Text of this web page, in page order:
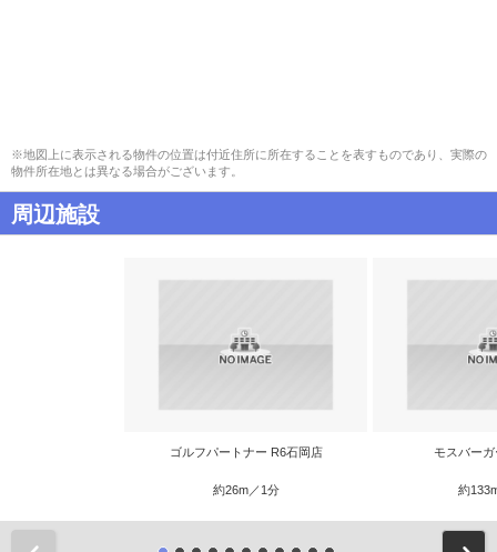
※地図上に表示される物件の位置は付近住所に所在することを表すものであり、実際の
物件所在地とは異なる場合がございます。
周辺施設
ゴルフパートナー R6石岡店
約26m／1分
モスバー
約